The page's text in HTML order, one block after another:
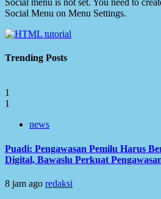
Social Menu on Menu Settings.
Trending Posts
1
1
news
Puadi: Pengawasan Pemilu Harus
Digital, Bawaslu Perkuat
8 jam ago redaksi